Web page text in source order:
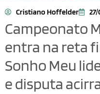
Cristiano Hoffelder
Campeonato
entra na reta
Sonho Meu
e disputa